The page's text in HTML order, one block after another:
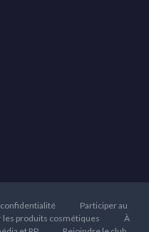
Participer au
les produits cosmétiques
À